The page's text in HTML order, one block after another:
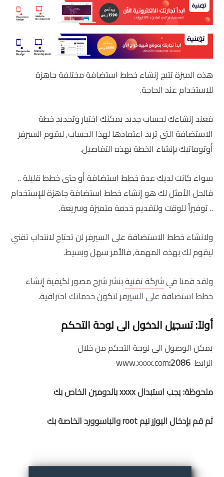
هذه الميزة تتيح إنشاء خطط استضافة مختلفة جاهزة
للاستخدام عند الحاجة.
فعند إنشاءك لحساب جديد يمكنك اختيار وتحديد خطة
الاستضافة التي تريد اعتمادها لهذا الحساب, ليقوم السيرفر
أوتوماتيك بإنشاء الخطة بهذه التفاصيل.
سواء كانت لديك عدة خطط استضافة أو حتى خطط قليلة ..
فالحل الأمثل لك هو إنشاء خطط استضافة جاهزة للإستخدام
.. توفيراً للوقت ولتقديم خدمة متميزة وسريعة.
ولانشاء خطط الاستضافة على السيرفر لن تحتاج لانتداب تقني
ليقوم لك بهذه المهمة, فالأمر سهل وبسيط.
ولقد قمنا فيشركة تقنيةبنشر شرح مصور لكيفية إنشاء
خطط استضافة على السيرفر لتكون خدماتك احترافية.
أولاً: تسجيل الدخول الى لوحة التحكم
يمكن الوصول الى لوحة التحكم من خلال
الرابط www.xxxx.com :2086
ملحوظة: يجب استبدال xxxx بالدومين الخاص بك
ثم قم بإدخال اليوزر نيم root والباسوورد الخاصة بك